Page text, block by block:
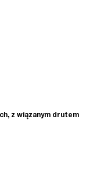
z wiązanym drutem